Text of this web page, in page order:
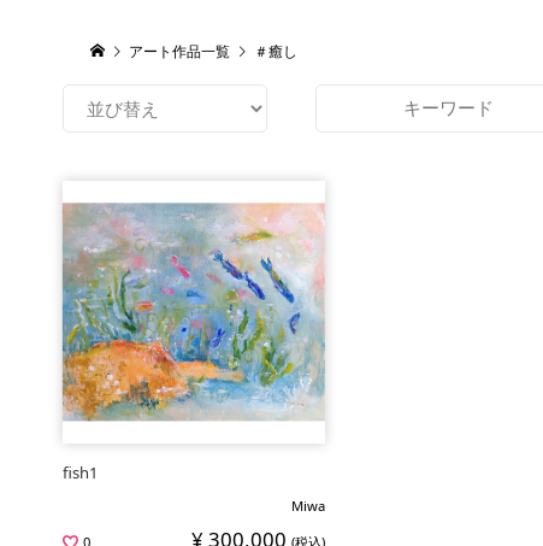
アート作品一覧 ＃癒し
fish1
Miwa
0
¥ 300,000(税込)